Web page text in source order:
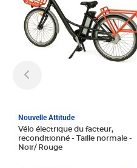
Nouvelle Attitude
Vélo électrique du facteur,
reconditionné - Taille normale -
Noir/ Rouge